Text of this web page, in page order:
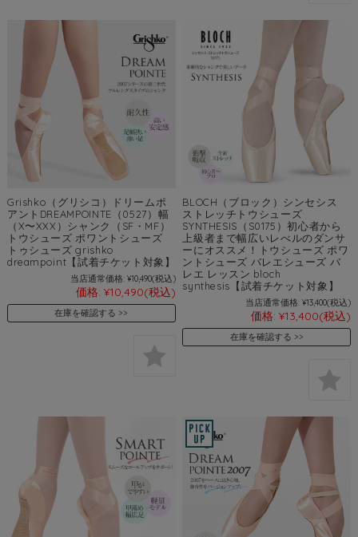
Grishko（グリシコ）ドリームポ
アントDREAMPOINTE（0527）幅
（X〜XXX）シャンク（SF・MF）
トウシューズ ポワントシューズ
トゥシューズ grishko
dreampoint【試着チケット対象】
当店通常価格: ¥10,490(税込)
価格: ¥10,490(税込)
在庫を確認する
BLOCH（ブロック）シンセシス
ストレッチトウシューズ
SYNTHESIS（S0175）初心者から
上級者まで幅広いレべルのダンサ
ーにオススメ！トウシューズ ポワ
ントシューズ バレエシューズ バ
レエ レッスン bloch
synthesis【試着チケット対象】
当店通常価格: ¥13,400(税込)
価格: ¥13,400(税込)
在庫を確認する